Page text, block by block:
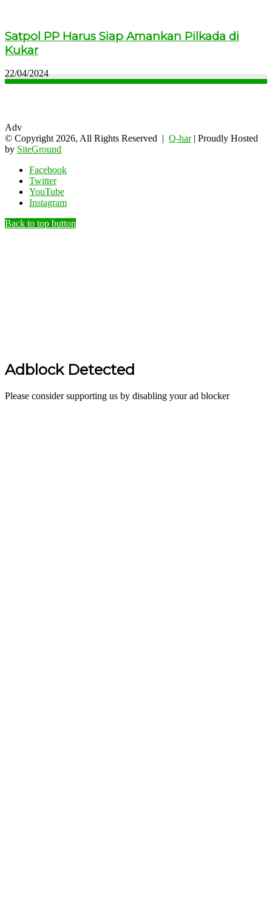
Satpol PP Harus Siap Amankan Pilkada di
Kukar
22/04/2024
Adv
© Copyright 2026, All Rights Reserved | Q-har| Proudly Hosted
by SiteGround
Facebook
Twitter
YouTube
Instagram
Back to top button
Adblock Detected
Please consider supporting us by disabling your ad blocker